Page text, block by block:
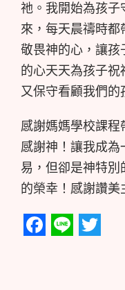
祂。我開始為孩子
來，每天晨禱時
敬畏神的心，讓孩
的心天天為孩子祝
又保守看顧我們的
感謝媽媽學校課程
感謝神！讓我成為
易，但卻是神特
的榮幸！感謝讚美